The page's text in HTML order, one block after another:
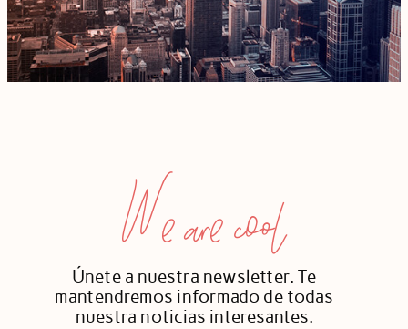
We are cool
Únete a nuestra newsletter. Te
mantendremos informado de todas
nuestra noticias interesantes.